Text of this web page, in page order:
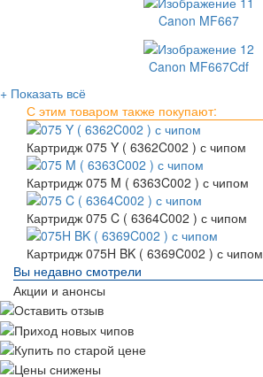
Canon MF667
Canon MF667Cdf
+ Показать всё
С этим товаром также покупают:
Картридж 075 Y ( 6362C002 ) с чипом
Картридж 075 M ( 6363C002 ) с чипом
Картридж 075 C ( 6364C002 ) с чипом
Картридж 075H BK ( 6369C002 ) с чипом
Вы недавно смотрели
Акции и анонсы